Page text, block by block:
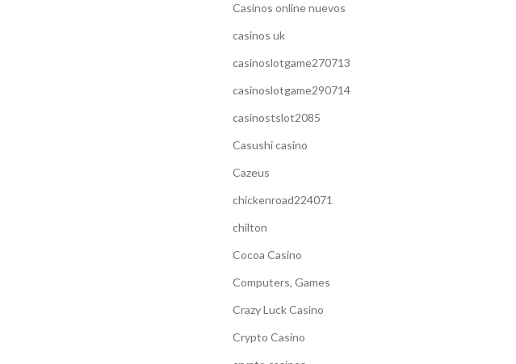
Casinos online nuevos
casinos uk
casinoslotgame270713
casinoslotgame290714
casinostslot2085
Casushi casino
Cazeus
chickenroad224071
chilton
Cocoa Casino
Computers, Games
Crazy Luck Casino
Crypto Casino